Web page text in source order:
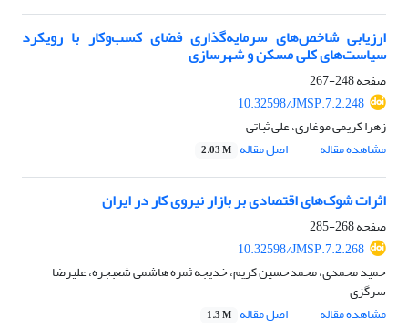
ارزیابی شاخص‌های سرمایه‌گذاری فضای کسب‌وکار با رویکرد
سیاست‌های کلی مسکن و شهرسازی
صفحه248-267
10.32598/JMSP.7.2.248
زهرا کریمی موغاری، علی ثباتی
مشاهده مقاله
اصل مقاله 2.03 M
اثرات شوک‌های اقتصادی بر بازار نیروی کار در ایران
صفحه268-285
10.32598/JMSP.7.2.268
حمید محمدی، محمدحسین کریم، خدیجه ثمره هاشمی شعبجره، علیرضا
سرگزی
مشاهده مقاله
اصل مقاله 1.3 M